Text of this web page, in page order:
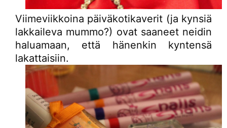
Viimeviikkoina päiväkotikaverit (ja kynsiä
lakkaileva mummo?) ovat saaneet neidin
haluamaan, että hänenkin kyntensä
lakattaisiin.